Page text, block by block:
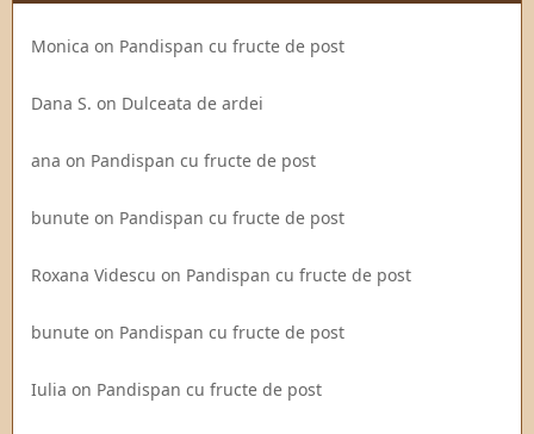
Monica on Pandispan cu fructe de post
Dana S. on Dulceata de ardei
ana on Pandispan cu fructe de post
bunute on Pandispan cu fructe de post
Roxana Videscu on Pandispan cu fructe de post
bunute on Pandispan cu fructe de post
Iulia on Pandispan cu fructe de post